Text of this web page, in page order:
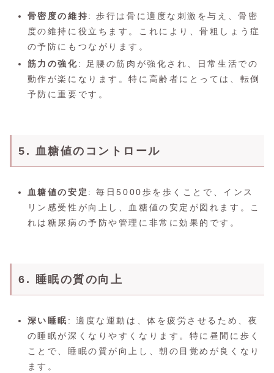
骨密度の維持: 歩行は骨に適度な刺激を与え、骨密
度の維持に役立ちます。これにより、骨粗しょう症
の予防にもつながります。
筋力の強化: 足腰の筋肉が強化され、日常生活での
動作が楽になります。特に高齢者にとっては、転倒
予防に重要です。
5. 血糖値のコントロール
血糖値の安定 : 毎日5000歩を歩くことで、インス
リン感受性が向上し、血糖値の安定が図れます。こ
れは糖尿病の予防や管理に非常に効果的です。
6. 睡眠の質の向上
深い睡眠 : 適度な運動は、体を疲労させるため、夜
の睡眠が深くなりやすくなります。特に昼間に歩く
ことで、睡眠の質が向上し、朝の目覚めが良くなり
ます。